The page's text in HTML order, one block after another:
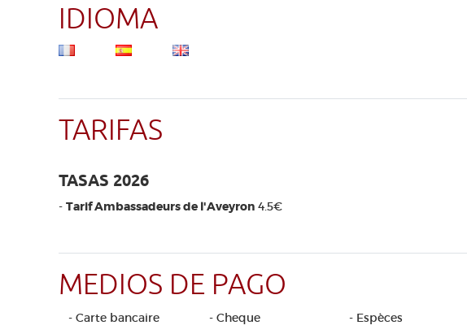
IDIOMA
TARIFAS
TASAS 2026
- Tarif Ambassadeurs de l'Aveyron 4.5€
MEDIOS DE PAGO
- Carte bancaire - Cheque - Espèces